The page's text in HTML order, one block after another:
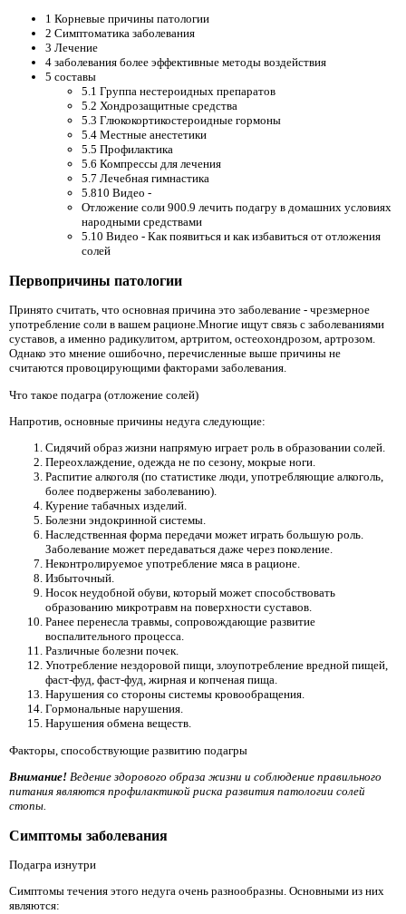
1 Корневые причины патологии
2 Симптоматика заболевания
3 Лечение
4 заболевания более эффективные методы воздействия
5 составы
5.1 Группа нестероидных препаратов
5.2 Хондрозащитные средства
5.3 Глюкокортикостероидные гормоны
5.4 Местные анестетики
5.5 Профилактика
5.6 Компрессы для лечения
5.7 Лечебная гимнастика
5.810 Видео -
Отложение соли 900.9 лечить подагру в домашних условиях
народными средствами
5.10 Видео - Как появиться и как избавиться от отложения
солей
Первопричины патологии
Принято считать, что основная причина это заболевание - чрезмерное
употребление соли в вашем рационе.Многие ищут связь с заболеваниями
суставов, а именно радикулитом, артритом, остеохондрозом, артрозом.
Однако это мнение ошибочно, перечисленные выше причины не
считаются провоцирующими факторами заболевания.
Что такое подагра (отложение солей)
Напротив, основные причины недуга следующие:
Сидячий образ жизни напрямую играет роль в образовании солей.
Переохлаждение, одежда не по сезону, мокрые ноги.
Распитие алкоголя (по статистике люди, употребляющие алкоголь,
более подвержены заболеванию).
Курение табачных изделий.
Болезни эндокринной системы.
Наследственная форма передачи может играть большую роль.
Заболевание может передаваться даже через поколение.
Неконтролируемое употребление мяса в рационе.
Избыточный.
Носок неудобной обуви, который может способствовать
образованию микротравм на поверхности суставов.
Ранее перенесла травмы, сопровождающие развитие
воспалительного процесса.
Различные болезни почек.
Употребление нездоровой пищи, злоупотребление вредной пищей,
фаст-фуд, фаст-фуд, жирная и копченая пища.
Нарушения со стороны системы кровообращения.
Гормональные нарушения.
Нарушения обмена веществ.
Факторы, способствующие развитию подагры
Внимание! Ведение здорового образа жизни и соблюдение правильного
питания являются профилактикой риска развития патологии солей
стопы.
Симптомы заболевания
Подагра изнутри
Симптомы течения этого недуга очень разнообразны. Основными из них
являются: